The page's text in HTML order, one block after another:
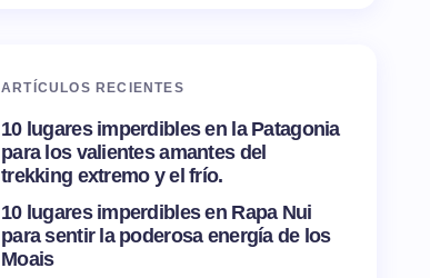
ARTÍCULOS RECIENTES
10 lugares imperdibles en la Patagonia
para los valientes amantes del
trekking extremo y el frío.
10 lugares imperdibles en Rapa Nui
para sentir la poderosa energía de los
Moais